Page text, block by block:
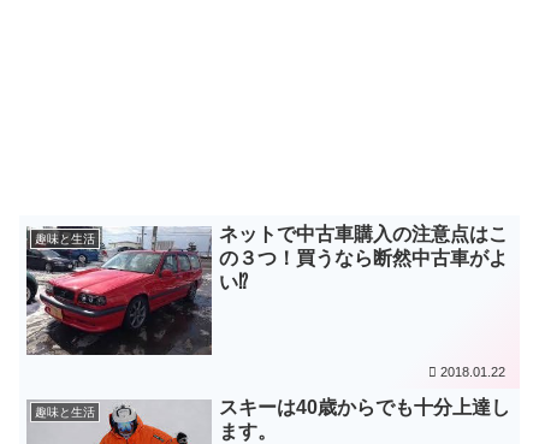
趣味と生活
ネットで中古車購入の注意点はこ
の３つ！買うなら断然中古車がよ
い⁉
2018.01.22
趣味と生活
スキーは40歳からでも十分上達し
ます。